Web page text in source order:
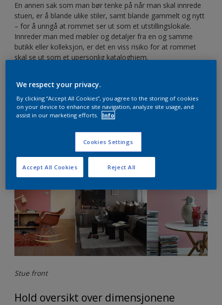
En annen sak som man bør tenke på når man skal innrede
stuen, er å blande ulike stiler, samt blande gammelt og nytt
– for å unngå at rommet ser ut som et utstillingslokale.
Innreder man med møbler og detaljer fra en og samme
butikk eller kolleksjon, er det en viss risiko for at rommet
skal se ut som et upersonlig kataloghjem.
kanskje de kun trenger et nytt strøk maling få å bli som nye
igjen.
Jobb med kontraster – skap vakre stilleben ved å bruke ulike
former og høyder – bland ulike materieller som vi har nevnt
tidligere, og jobb med ulike farger og tidsepoker.
Stue front
Hold oversikt over dimensjonene
We respect your privacy.
By clicking “Accept All Cookies”, you agree to the storing of cookies
on your device to enhance site navigation, analyze site usage, and
assist in our marketing efforts.
Info
Cookies Settings
Reject All
Accept All Cookies